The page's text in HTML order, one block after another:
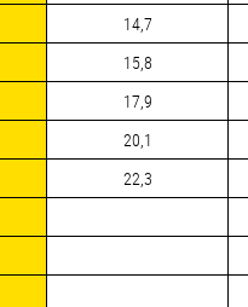
14,7
15,8
17,9
20,1
22,3